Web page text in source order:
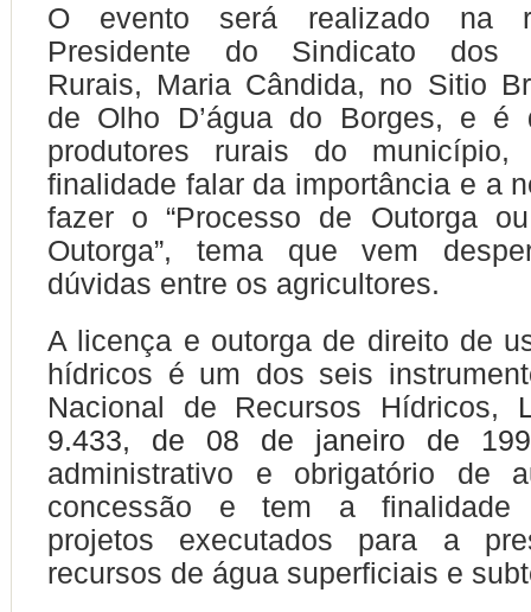
O evento será realizado na
Presidente do Sindicato dos
Rurais, Maria Cândida, no Sitio
de Olho D’água do Borges, e é
produtores rurais do
finalidade falar da importância e a
fazer o “Processo de Outorga
Outorga”, tema que vem
dúvidas entre os agricultores.
A licença e outorga de direito de
hídricos é um dos seis
Nacional de Recursos Hídricos,
9.433, de 08 de janeiro de
administrativo e obrigatório de
concessão e tem a finalidade
projetos executados para a
recursos de água superficiais e